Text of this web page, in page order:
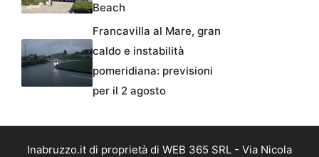
Beach
Francavilla al Mare, gran
caldo e instabilità
pomeridiana: previsioni
per il 2 agosto
Inabruzzo.it di proprietà di WEB 365 SRL - Via Nicola